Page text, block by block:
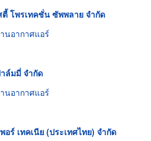
ตี้ โพรเทคชั่น ซัพพลาย จำกัด
นอากาศแอร์
ล์มมี่ จำกัด
นอากาศแอร์
อร์ เทคเนีย (ประเทศไทย) จำกัด